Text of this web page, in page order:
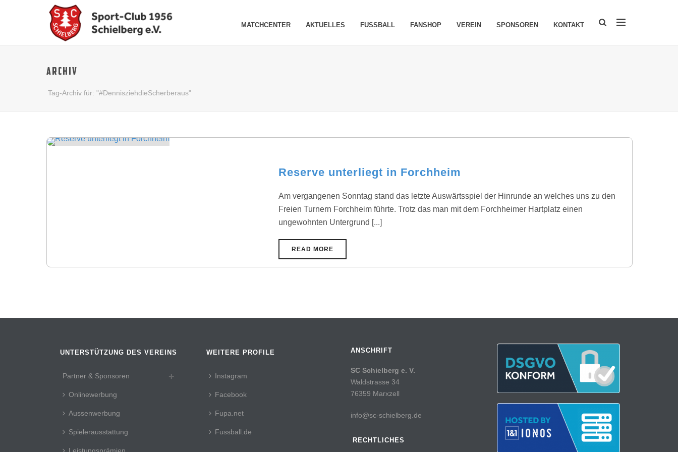
MATCHCENTER AKTUELLES FUSSBALL FANSHOP VEREIN SPONSOREN KONTAKT
ARCHIV
Tag-Archiv für: "#DennisziehdieScherberaus"
Reserve unterliegt in Forchheim
Am vergangenen Sonntag stand das letzte Auswärtsspiel der Hinrunde an welches uns zu den
Freien Turnern Forchheim führte. Trotz das man mit dem Forchheimer Hartplatz einen
ungewohnten Untergrund [...]
READ MORE
UNTERSTÜTZUNG DES VEREINS
Partner & Sponsoren
Onlinewerbung
Aussenwerbung
Spielerausstattung
WEITERE PROFILE
Instagram
Facebook
Fupa.net
Fussball.de
ANSCHRIFT
SC Schielberg e. V.
Waldstrasse 34
76359 Marxzell
info@sc-schielberg.de
RECHTLICHES